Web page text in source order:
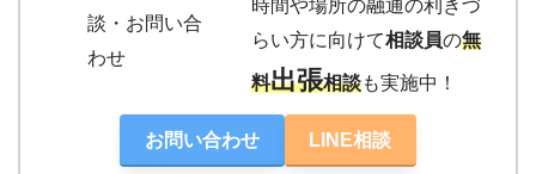
時間や場所の融通の利きづ
らい方に向けて相談員の無
料出張相談も実施中！
お問い合わせ LINE相談